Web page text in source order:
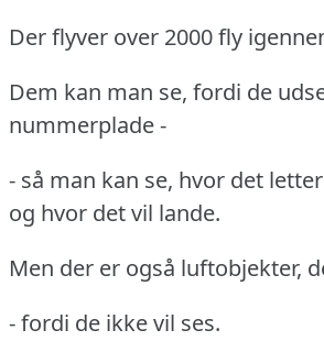
Der flyver over 2000 fly
Dem kan man se, fordi de
nummerplade -
- så man kan se, hvor det
og hvor det vil lande.
Men der er også luftobjekter,
- fordi de ikke vil ses.